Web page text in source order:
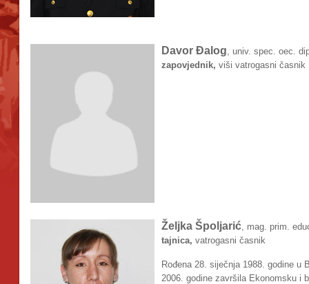
Davor Đalog, univ. spec. oec.
zapovjednik, viši vatrogasni časnik
Željka Špoljarić, mag. prim.
tajnica, vatrogasni časnik
Rođena 28. siječnja 1988. godine u
2006. godine završila Ekonomsku i